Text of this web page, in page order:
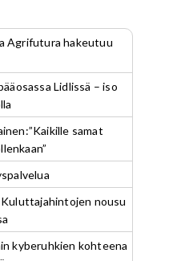
Agrifutura hakeutuu
Lidlissä – iso
samat
nousu
kyberuhkien kohteena